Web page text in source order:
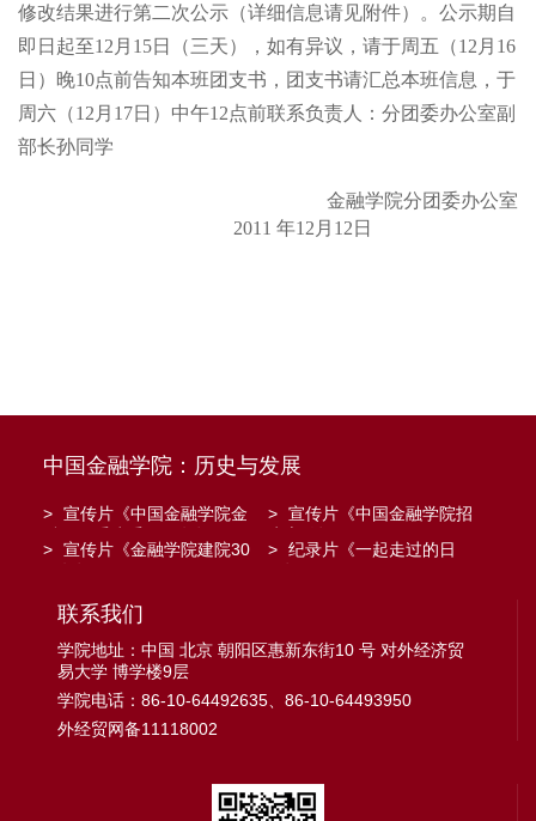
修改结果进行第二次公示（详细信息请见附件）。公示期自
即日起至12月15日（三天），如有异议，请于周五（12月16
日）晚10点前告知本班团支书，团支书请汇总本班信息，于
周六（12月17日）中午12点前联系负责人：分团委办公室副
部长孙同学
金融学院分团委办公室
2011 年12月12日
中国金融学院：历史与发展
> 宣传片《中国金融学院金
> 宣传片《中国金融学院招
> 宣传片《金融学院建院30
> 纪录片《一起走过的日
联系我们
学院地址：中国 北京 朝阳区惠新东街10 号 对外经济贸
易大学 博学楼9层
学院电话：86-10-64492635、86-10-64493950
外经贸网备11118002